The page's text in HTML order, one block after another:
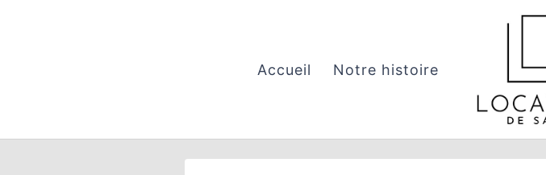
Accueil Notre histoire